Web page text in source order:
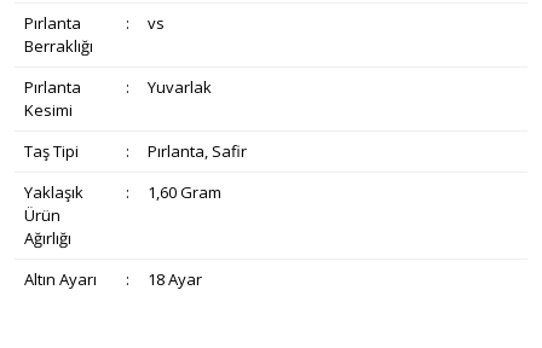
Pırlanta
Berraklığı
: vs
Pırlanta
Kesimi
: Yuvarlak
Taş Tipi :
Pırlanta, Safir
Yaklaşık
Ürün
Ağırlığı
: 1,60 Gram
Altın Ayarı : 18 Ayar